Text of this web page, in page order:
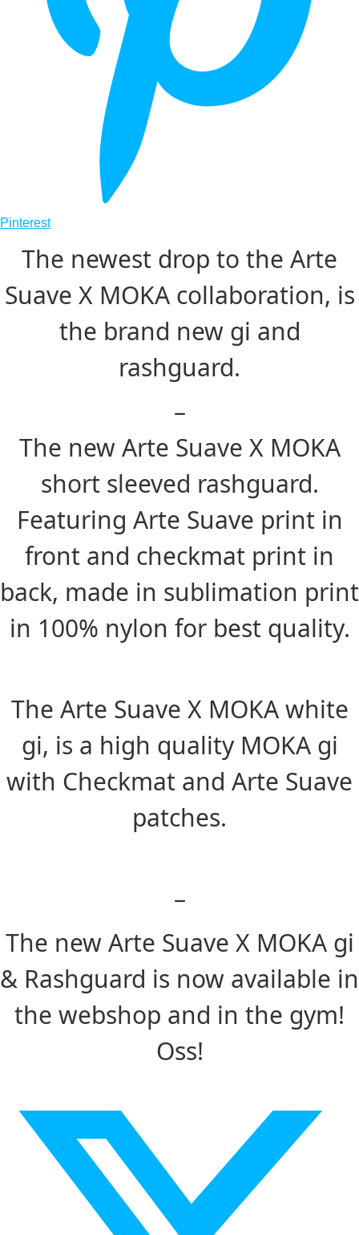
Pinterest
The newest drop to the Arte
Suave X MOKA collaboration, is
the brand new gi and
rashguard.
–
The new Arte Suave X MOKA
short sleeved rashguard.
Featuring Arte Suave print in
front and checkmat print in
back, made in sublimation print
in 100% nylon for best quality.
The Arte Suave X MOKA white
gi, is a high quality MOKA gi
with Checkmat and Arte Suave
patches.
–
The new Arte Suave X MOKA gi
& Rashguard is now available in
the webshop and in the gym!
Oss!